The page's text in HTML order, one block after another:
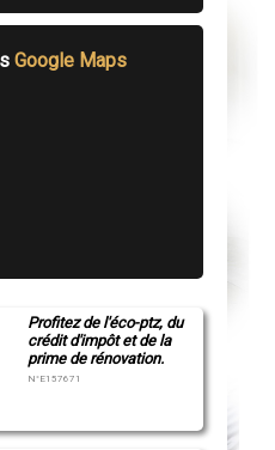
Google Maps
Profitez de l'éco-ptz, du
crédit d'impôt et de la
prime de rénovation.
N°E157671